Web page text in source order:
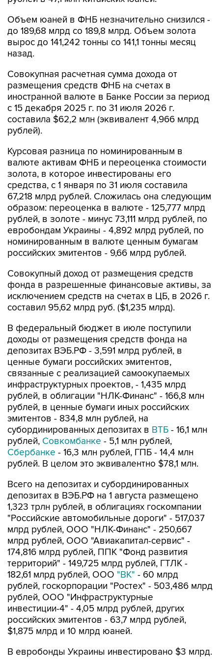
Объем юаней в ФНБ незначительно снизился -
до 189,68 млрд со 189,8 млрд. Объем золота
вырос до 141,242 тонны со 141,1 тонны месяц
назад.
Совокупная расчетная сумма дохода от
размещения средств ФНБ на счетах в
иностранной валюте в Банке России за период
с 15 декабря 2025 г. по 31 июля 2026 г.
составила $62,2 млн (эквивалент 4,966 млрд
рублей).
Курсовая разница по номинированным в
валюте активам ФНБ и переоценка стоимости
золота, в которое инвестированы его
средства, с 1 января по 31 июля составила
67,218 млрд рублей. Сложилась она следующим
образом: переоценка в валюте - 125,777 млрд
рублей, в золоте - минус 73,111 млрд рублей, по
евробондам Украины - 4,892 млрд рублей, по
номинированным в валюте ценным бумагам
российских эмитентов - 9,66 млрд рублей.
Совокупный доход от размещения средств
фонда в разрешенные финансовые активы, за
исключением средств на счетах в ЦБ, в 2026 г.
составил 95,62 млрд руб. ($1,235 млрд).
В федеральный бюджет в июле поступили
доходы от размещения средств фонда на
депозитах ВЭБ.РФ - 3,591 млрд рублей, в
ценные бумаги российских эмитентов,
связанные с реализацией самоокупаемых
инфраструктурных проектов, - 1,435 млрд
рублей, в облигации "НЛК-Финанс" - 166,8 млн
рублей, в ценные бумаги иных российских
эмитентов - 834,8 млн рублей, на
субординированных депозитах в ВТБ - 16,1 млн
рублей, Совкомбанке - 5,1 млн рублей,
Сбербанке - 16,3 млн рублей, ГПБ - 14,4 млн
рублей. В целом это эквивалентно $78,1 млн.
Всего на депозитах и субординированных
депозитах в ВЭБ.РФ на 1 августа размещено
1,323 трлн рублей, в облигациях госкомпании
"Российские автомобильные дороги" - 517,037
млрд рублей, ООО "НЛК-Финанс" - 250,667
млрд рублей, ООО "Авиакапитал-сервис" -
174,816 млрд рублей, ППК "Фонд развития
территорий" - 149,725 млрд рублей, ГТЛК -
182,61 млрд рублей, ООО "ВК" - 60 млрд
рублей, госкорпорации "Ростех" - 503,486 млрд
рублей, ООО "Инфраструктурные
инвестиции-4" - 4,05 млрд рублей, других
российских эмитентов - 63,7 млрд рублей,
$1,875 млрд и 10 млрд юаней.
В евробонды Украины инвестировано $3 млрд.